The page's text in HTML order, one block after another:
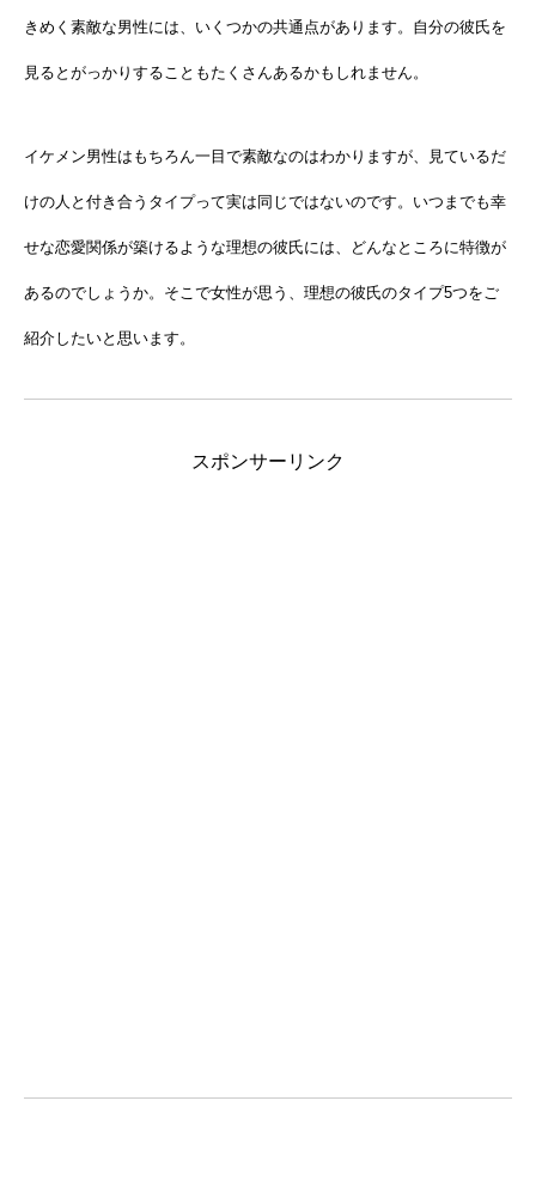
きめく素敵な男性には、いくつかの共通点があります。自分の彼氏を
見るとがっかりすることもたくさんあるかもしれません。
イケメン男性はもちろん一目で素敵なのはわかりますが、見ているだ
けの人と付き合うタイプって実は同じではないのです。いつまでも幸
せな恋愛関係が築けるような理想の彼氏には、どんなところに特徴が
あるのでしょうか。そこで女性が思う、理想の彼氏のタイプ5つをご
紹介したいと思います。
スポンサーリンク